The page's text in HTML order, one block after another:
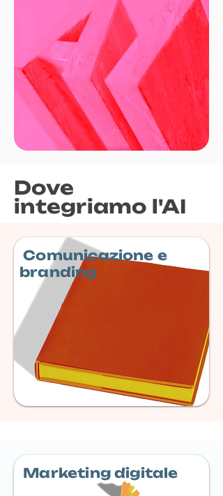
Dove
integriamo l'AI
Comunicazione e
branding
Marketing digitale